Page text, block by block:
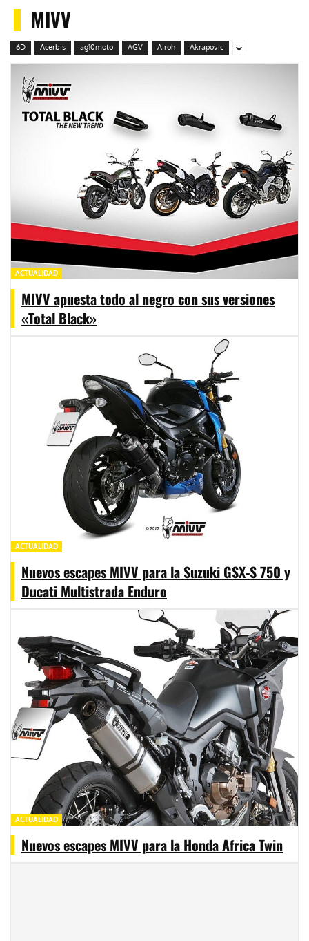
MIVV
6D Acerbis ag10moto AGV Airoh Akrapovic
ACTUALIDAD
MIVV apuesta todo al negro con sus versiones
«Total Black»
ACTUALIDAD
Nuevos escapes MIVV para la Suzuki GSX-S 750 y
Ducati Multistrada Enduro
ACTUALIDAD
Nuevos escapes MIVV para la Honda Africa Twin